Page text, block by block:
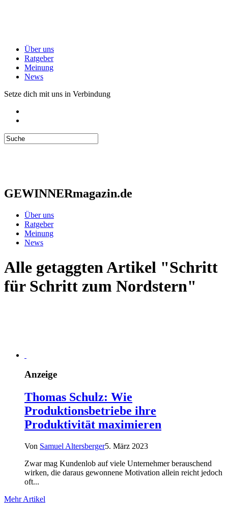
Über uns
Ratgeber
Meinung
News
Setze dich mit uns in Verbindung
GEWINNERmagazin.de
Über uns
Ratgeber
Meinung
News
Alle getaggten Artikel "Schritt
für Schritt zum Nordstern"
Anzeige
Thomas Schulz: Wie
Produktionsbetriebe ihre
Produktivität maximieren
Von Samuel Altersberger5. März 2023
Zwar mag Kundenlob auf viele Unternehmer berauschend
wirken, die daraus gewonnene Motivation allein reicht jedoch
oft...
Mehr Artikel